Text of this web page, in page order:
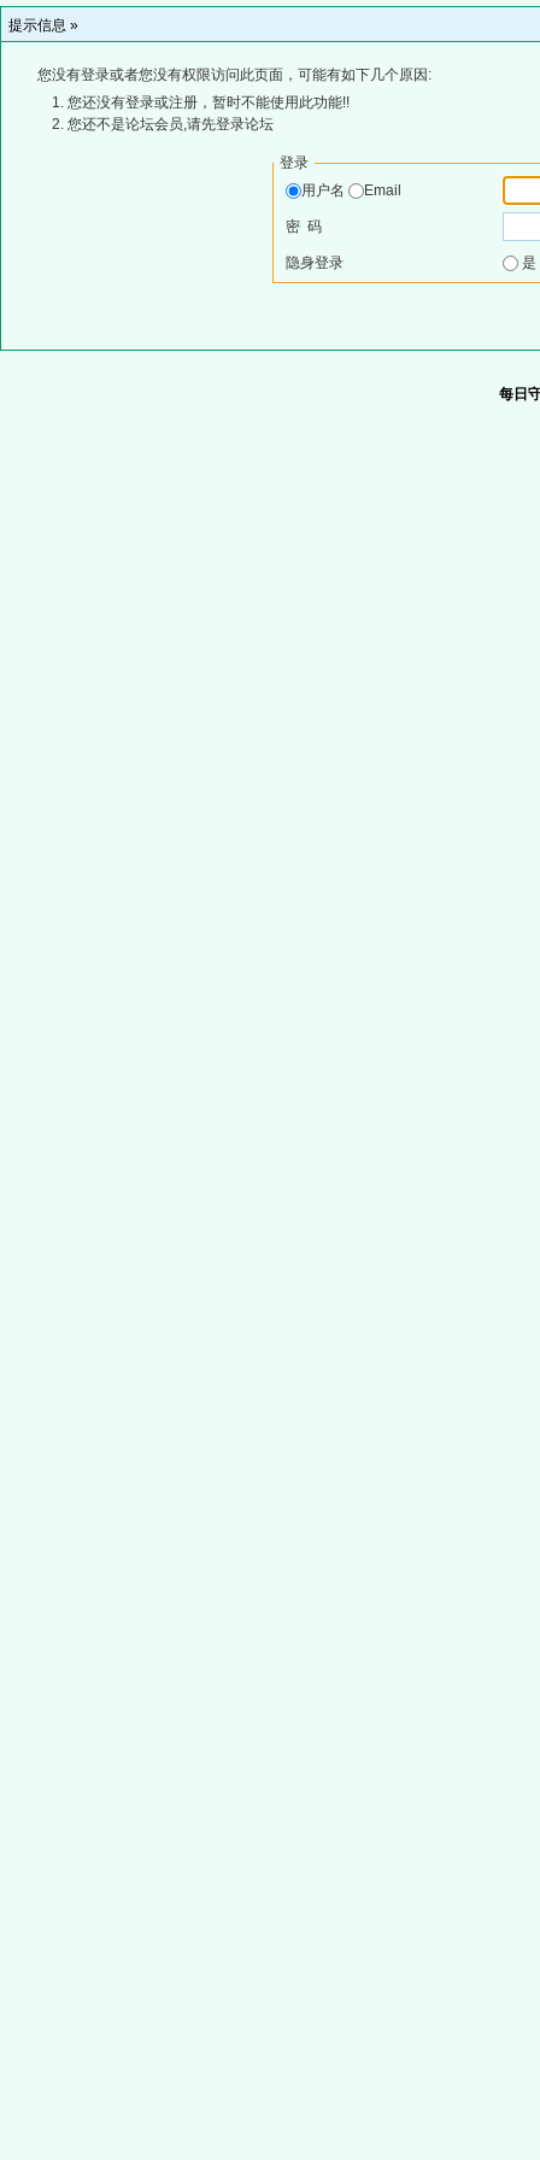
提示信息 »
您没有登录或者您没有权限访问此页面，可能有如下几个原因:
您还没有登录或注册，暂时不能使用此功能!!
您还不是论坛会员,请先登录论坛
登录
用户名
Email
密 码
隐身登录
每日